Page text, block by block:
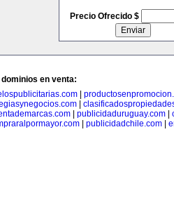
Precio Ofrecido $
en venta:
|
publicidaduruguay.com
| publicidadchile.com|